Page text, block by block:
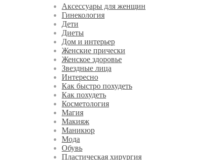
Аксессуары для женщин
Гинекология
Дети
Диеты
Дом и интерьер
Женские прически
Женское здоровье
Звездные лица
Интересно
Как быстро похудеть
Как похудеть
Косметология
Магия
Макияж
Маникюр
Мода
Обувь
Пластическая хирургия